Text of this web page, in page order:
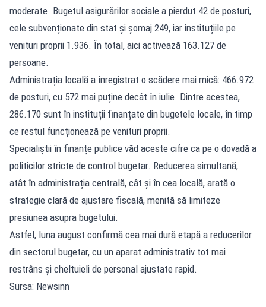
moderate. Bugetul asigurărilor sociale a pierdut 42 de posturi,
cele subvenționate din stat și șomaj 249, iar instituțiile pe
venituri proprii 1.936. În total, aici activează 163.127 de
persoane.
Administrația locală a înregistrat o scădere mai mică: 466.972
de posturi, cu 572 mai puține decât în iulie. Dintre acestea,
286.170 sunt în instituții finanțate din bugetele locale, în timp
ce restul funcționează pe venituri proprii.
Specialiștii în finanțe publice văd aceste cifre ca pe o dovadă a
politicilor stricte de control bugetar. Reducerea simultană,
atât în administrația centrală, cât și în cea locală, arată o
strategie clară de ajustare fiscală, menită să limiteze
presiunea asupra bugetului.
Astfel, luna august confirmă cea mai dură etapă a reducerilor
din sectorul bugetar, cu un aparat administrativ tot mai
restrâns și cheltuieli de personal ajustate rapid.
Sursa: Newsinn